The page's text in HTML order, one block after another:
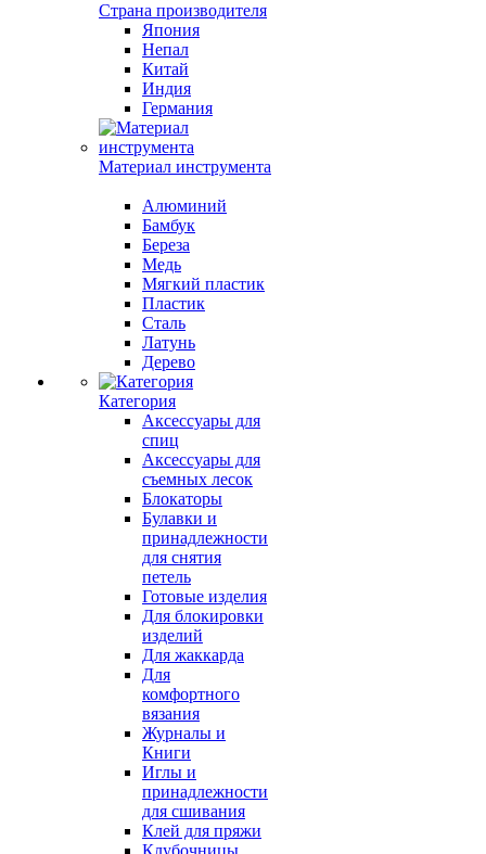
Страна производителя
Япония
Непал
Китай
Индия
Германия
Материал инструмента
Алюминий
Бамбук
Береза
Медь
Мягкий пластик
Пластик
Сталь
Латунь
Дерево
Категория
Аксессуары для
спиц
Аксессуары для
съемных лесок
Блокаторы
Булавки и
принадлежности
для снятия
петель
Готовые изделия
Для блокировки
изделий
Для жаккарда
Для
комфортного
вязания
Журналы и
Книги
Иглы и
принадлежности
для сшивания
Клей для пряжи
Клубочницы